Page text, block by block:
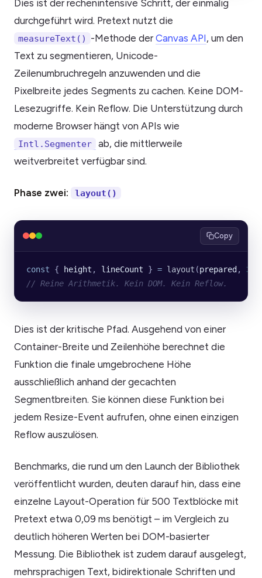
Dies ist der rechenintensive Schritt, der einmalig
durchgeführt wird. Pretext nutzt die
measureText() -Methode der Canvas API, um den
Text zu segmentieren, Unicode-
Zeilenumbruchregeln anzuwenden und die
Pixelbreite jedes Segments zu cachen. Keine DOM-
Lesezugriffe. Kein Reflow. Die Unterstützung durch
moderne Browser hängt von APIs wie
Intl.Segmenter
ab, die mittlerweile
weitverbreitet verfügbar sind.
Phase zwei: layout()
Copy
const { height , lineCount } = layout (prepared , 320
// Reine Arithmetik. Kein DOM. Kein Reflow.
Dies ist der kritische Pfad. Ausgehend von einer
Container-Breite und Zeilenhöhe berechnet die
Funktion die finale umgebrochene Höhe
ausschließlich anhand der gecachten
Segmentbreiten. Sie können diese Funktion bei
jedem Resize-Event aufrufen, ohne einen einzigen
Reflow auszulösen.
Benchmarks, die rund um den Launch der Bibliothek
veröffentlicht wurden, deuten darauf hin, dass eine
einzelne Layout-Operation für 500 Textblöcke mit
Pretext etwa 0,09 ms benötigt – im Vergleich zu
deutlich höheren Werten bei DOM-basierter
Messung. Die Bibliothek ist zudem darauf ausgelegt,
mehrsprachigen Text, bidirektionale Schriften und